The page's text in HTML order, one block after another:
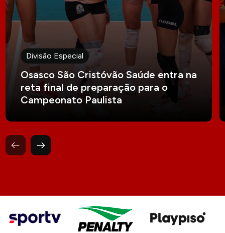
Divisão Especial
Osasco São Cristóvão Saúde entra na
reta final de preparação para o
Campeonato Paulista